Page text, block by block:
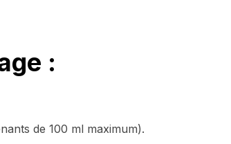
:
de 100 ml maximum).